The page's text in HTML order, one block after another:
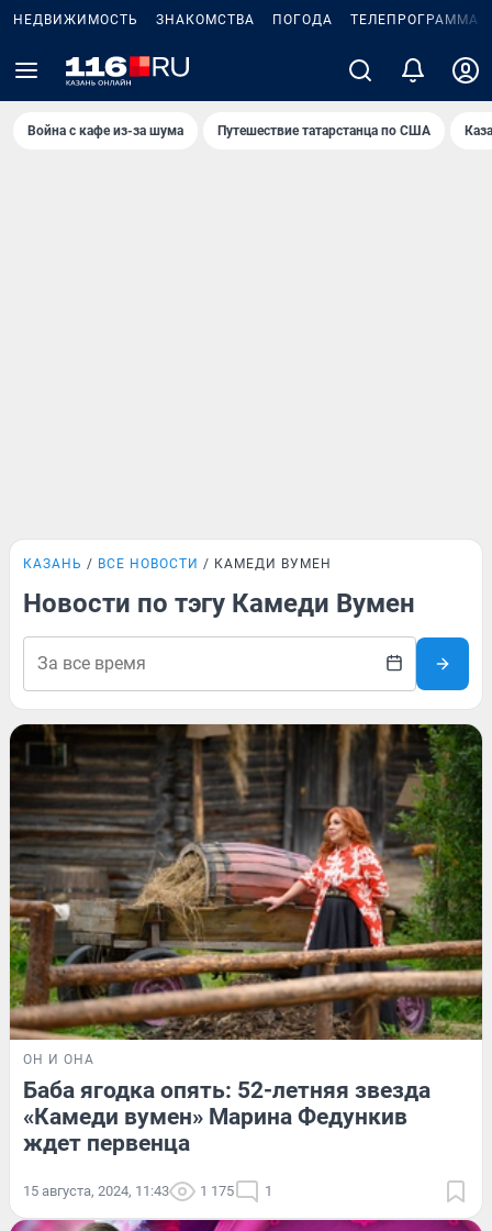
НЕДВИЖИМОСТЬ ЗНАКОМСТВА ПОГОДА ТЕЛЕПРОГРАММА
Война с кафе из-за шума Путешествие татарстанца по США
КАЗАНЬ ВСЕ НОВОСТИ КАМЕДИ ВУМЕН
Новости по тэгу Камеди Вумен
ОН И ОНА
Баба ягодка опять: 52-летняя звезда
«Камеди вумен» Марина Федункив
ждет первенца
15 августа, 2024, 11:43 1 175 1